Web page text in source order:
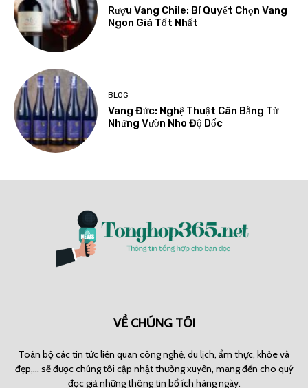
Rượu Vang Chile: Bí Quyết Chọn Vang
Ngon Giá Tốt Nhất
BLOG
Vang Đức: Nghệ Thuật Cân Bằng Từ
Những Vườn Nho Độ Dốc
VỀ CHÚNG TÔI
Toàn bộ các tin tức liên quan công nghệ, du lịch, ẩm thực, khỏe và
đẹp,... sẽ được chúng tôi cập nhật thường xuyên, mang đến cho quý
đọc giả những thông tin bổ ích hàng ngày.